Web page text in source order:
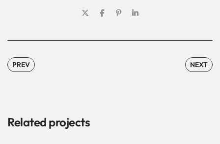
PREV NEXT
Related projects